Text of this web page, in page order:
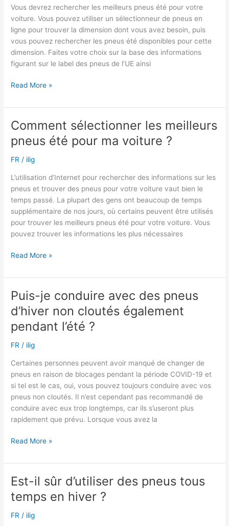
pour
la
conduite
sous
la
pluie.
Vous devrez rechercher les meilleurs pneus été pour votre
voiture. Vous pouvez utiliser un sélectionneur de pneus en
ligne pour trouver la dimension dont vous avez besoin, puis
vous pouvez rechercher les pneus été disponibles pour cette
dimension. Faites votre choix sur la base des informations
figurant sur le label des pneus de l’UE ainsi
Quels
les
meilleurs
pneus
été
ma
voiture
?
Read More »
Comment sélectionner les meilleurs
pneus été pour ma voiture ?
FR / ilig
L’utilisation d’Internet pour rechercher des informations sur les
pneus et trouver des pneus pour votre voiture vaut bien le
temps passé. La plupart des gens ont beaucoup de temps
supplémentaire de nos jours, où certains peuvent être utilisés
pour trouver les meilleurs pneus été pour votre voiture. Vous
pouvez trouver les informations les plus nécessaires
Comment
les
meilleurs
pneus
été
pour
ma
voiture
Read More »
Puis-je conduire avec des pneus
d’hiver non cloutés également
pendant l’été ?
FR / ilig
Certaines personnes peuvent avoir manqué de changer de
pneus en raison de blocages pendant la période COVID-19 et
si tel est le cas, oui, vous pouvez toujours conduire avec vos
pneus non cloutés. Il n’est cependant pas recommandé de
conduire avec eux trop longtemps, car ils s’useront plus
rapidement que prévu. Lorsque vous avez la
Puis-
conduire
avec
des
pneus
non
Read More »
Est-il sûr d’utiliser des pneus tous
temps en hiver ?
FR / ilig